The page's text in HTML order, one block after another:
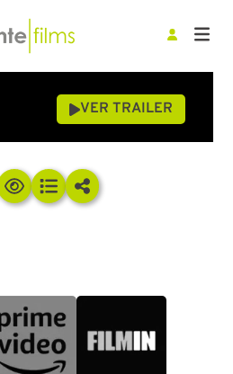
VER TRAILER